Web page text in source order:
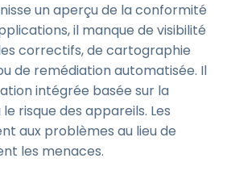
un aperçu de la conformité
il manque de visibilité
correctifs, de cartographie
de remédiation automatisée. Il
intégrée basée sur la
risque des appareils. Les
aux problèmes au lieu de
les menaces.